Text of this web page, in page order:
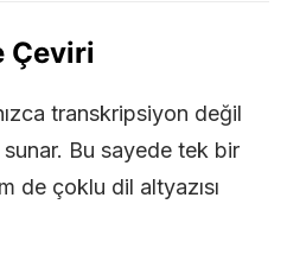
Çeviri
transkripsiyon değil
Bu sayede tek bir
de çoklu dil altyazısı